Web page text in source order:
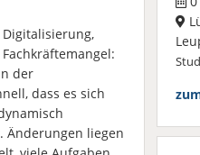
Digitalisierung,
der
dass es sich
Änderungen liegen